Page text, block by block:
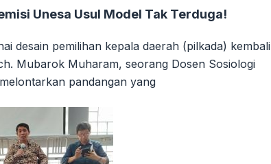
Unesa Usul Model Tak Terduga!
desain pemilihan kepala daerah (pilkada) kembali
Mubarok Muharam, seorang Dosen Sosiologi
pandangan yang